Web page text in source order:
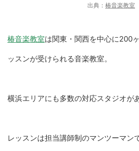
出典： 椿音楽教室
椿音楽教室は関東・関西を中心に200
ッスンが受けられる音楽教室。
横浜エリアにも多数の対応スタジオが
レッスンは担当講師制のマンツーマン